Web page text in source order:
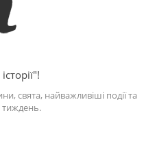
свята, найважливіші події та
тиждень.